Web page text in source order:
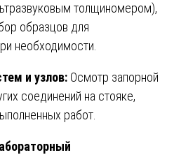
толщиномером),
образцов для
необходимости.
и узлов: Осмотр запорной
соединений на стояке,
работ.